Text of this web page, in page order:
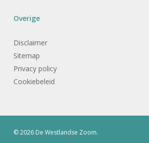
Overige
Disclaimer
Sitemap
Privacy policy
Cookiebeleid
© 2026 De Westlandse Zoom.